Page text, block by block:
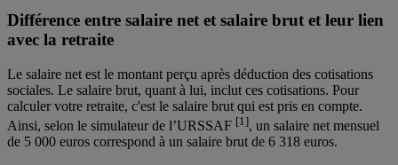
Différence entre salaire net et salaire brut et leur lien
avec la retraite
Le salaire net est le montant perçu après déduction des cotisations
sociales. Le salaire brut, quant à lui, inclut ces cotisations. Pour
calculer votre retraite, c'est le salaire brut qui est pris en compte.
Ainsi, selon le simulateur de l’URSSAF [1], un salaire net mensuel
de 5 000 euros correspond à un salaire brut de 6 318 euros.